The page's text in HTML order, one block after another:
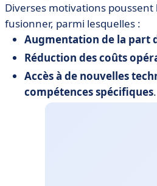
Diverses motivations poussent
fusionner, parmi lesquelles :
Augmentation de la part
Réduction des coûts
Accès à de nouvelles
compétences spécifiques.